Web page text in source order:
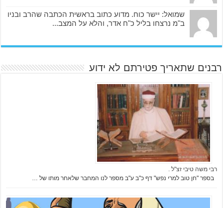
שמואל: יישר כוח. מדוע כתוב בראשית הכתבה שהרב ובניו
ב"מ נרצחו בליל כ"ח אדר, והלא על המצב...
רבנים שתאריך פטירתם לא ידוע
רבי משה טיבי זצ"ל .
בספר "חן טוב למרי נפש" דף כ"ב ע"ב מספר לנו המחבר שלאחר מותו של …